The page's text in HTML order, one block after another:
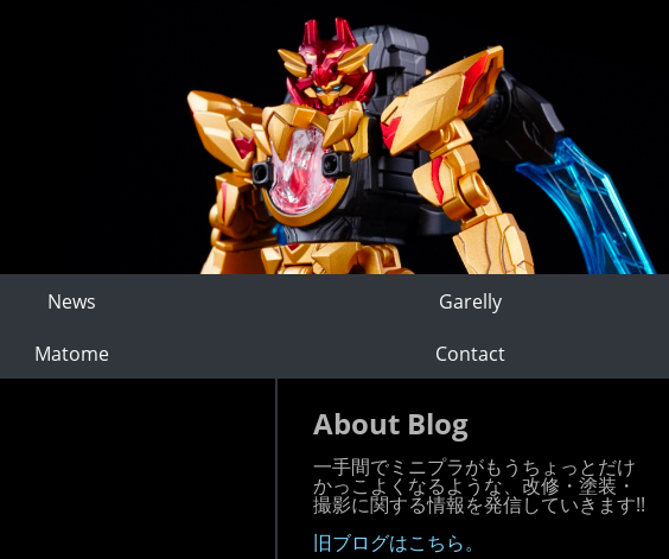
News
Garelly
Matome Contact
About Blog
一手間でミニプラがもうちょっとだけ
かっこよくなるような、改修・塗装・
撮影に関する情報を発信していきます!!
旧ブログはこちら。